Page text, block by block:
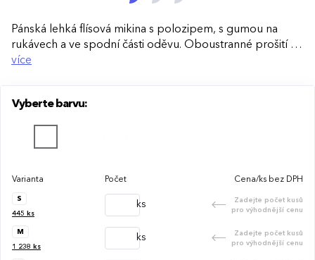
Pánská lehká flísová mikina s polozipem, s gumou na
rukávech a ve spodní části oděvu. Oboustranné prošití na
ramenou a v průramku.
více
Vyberte barvu:
Varianta Počet Cena/ks bez DPH
S
445 ks
ks
Zadejte počet kusů
pro výhodnější cenu
M
1 238 ks
ks
Zadejte počet kusů
pro výhodnější cenu